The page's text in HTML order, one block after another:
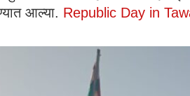
आल्या. Republic Day in